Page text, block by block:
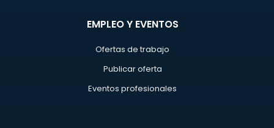
EMPLEO Y EVENTOS
Ofertas de trabajo
Publicar oferta
Eventos profesionales